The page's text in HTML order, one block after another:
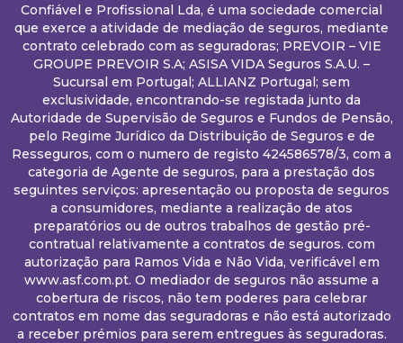
Confiável e Profissional Lda, é uma sociedade comercial
que exerce a atividade de mediação de seguros, mediante
contrato celebrado com as seguradoras; PREVOIR – VIE
GROUPE PREVOIR S.A; ASISA VIDA Seguros S.A.U. –
Sucursal em Portugal; ALLIANZ Portugal; sem
exclusividade, encontrando-se registada junto da
Autoridade de Supervisão de Seguros e Fundos de Pensão,
pelo Regime Jurídico da Distribuição de Seguros e de
Resseguros, com o numero de registo 424586578/3, com a
categoria de Agente de seguros, para a prestação dos
seguintes serviços: apresentação ou proposta de seguros
a consumidores, mediante a realização de atos
preparatórios ou de outros trabalhos de gestão pré-
contratual relativamente a contratos de seguros. com
autorização para Ramos Vida e Não Vida, verificável em
www.asf.com.pt. O mediador de seguros não assume a
cobertura de riscos, não tem poderes para celebrar
contratos em nome das seguradoras e não está autorizado
a receber prémios para serem entregues às seguradoras.